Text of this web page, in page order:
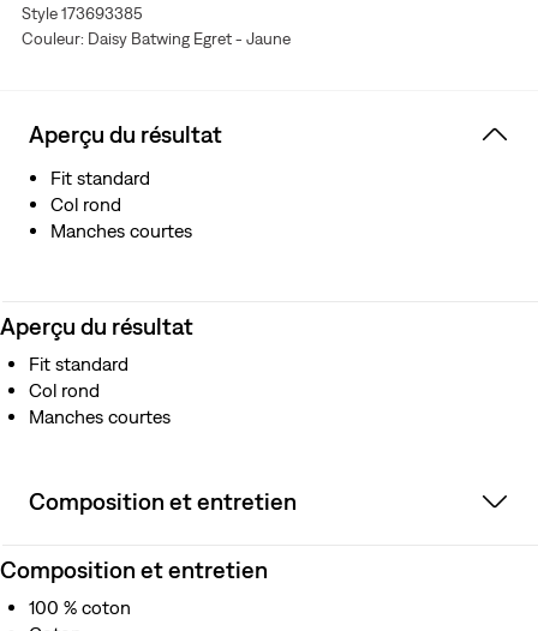
Style 173693385
Couleur: Daisy Batwing Egret - Jaune
Aperçu du résultat
Fit standard
Col rond
Manches courtes
Aperçu du résultat
Fit standard
Col rond
Manches courtes
Composition et entretien
Composition et entretien
100 % coton